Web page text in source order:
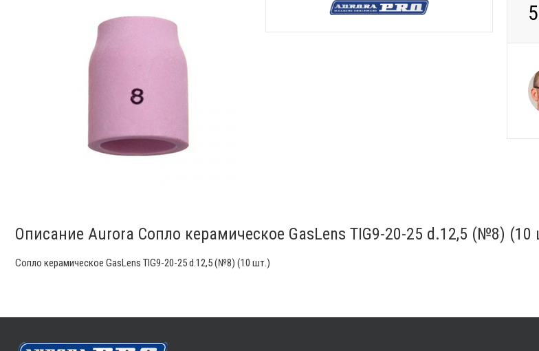
Описание Aurora Сопло керамическое GasLens TIG9-20-25 d.12,5 (№8) (10
Сопло керамическое GasLens TIG9-20-25 d.12,5 (№8) (10 шт.)